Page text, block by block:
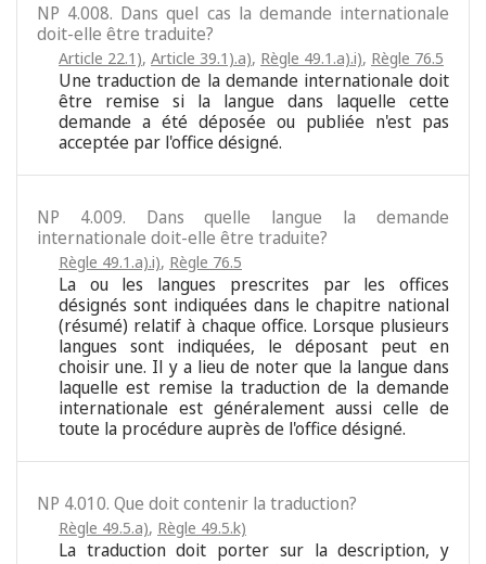
NP 4.008. Dans quel cas la demande internationale
doit-elle être traduite?
Article 22.1), Article 39.1).a), Règle 49.1.a).i), Règle 76.5
Une traduction de la demande internationale doit
être remise si la langue dans laquelle cette
demande a été déposée ou publiée n'est pas
acceptée par l'office désigné.
NP 4.009. Dans quelle langue la demande
internationale doit-elle être traduite?
Règle 49.1.a).i), Règle 76.5
La ou les langues prescrites par les offices
désignés sont indiquées dans le chapitre national
(résumé) relatif à chaque office. Lorsque plusieurs
langues sont indiquées, le déposant peut en
choisir une. Il y a lieu de noter que la langue dans
laquelle est remise la traduction de la demande
internationale est généralement aussi celle de
toute la procédure auprès de l'office désigné.
NP 4.010. Que doit contenir la traduction?
Règle 49.5.a), Règle 49.5.k)
La traduction doit porter sur la description, y